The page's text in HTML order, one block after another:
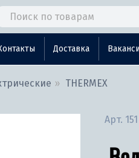
Доставка
THERMEX
Арт.